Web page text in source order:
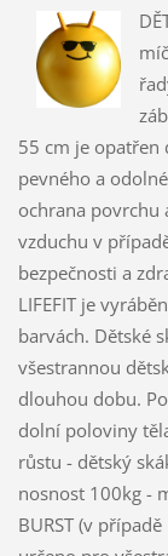
55 cm je opatřen
pevného a
ochrana povrchu
vzduchu v
bezpečnosti a
LIFEFIT je
barvách. Dětské
všestrannou
dlouhou dobu.
dolní poloviny
růstu - dětský
nosnost 100kg -
BURST (v